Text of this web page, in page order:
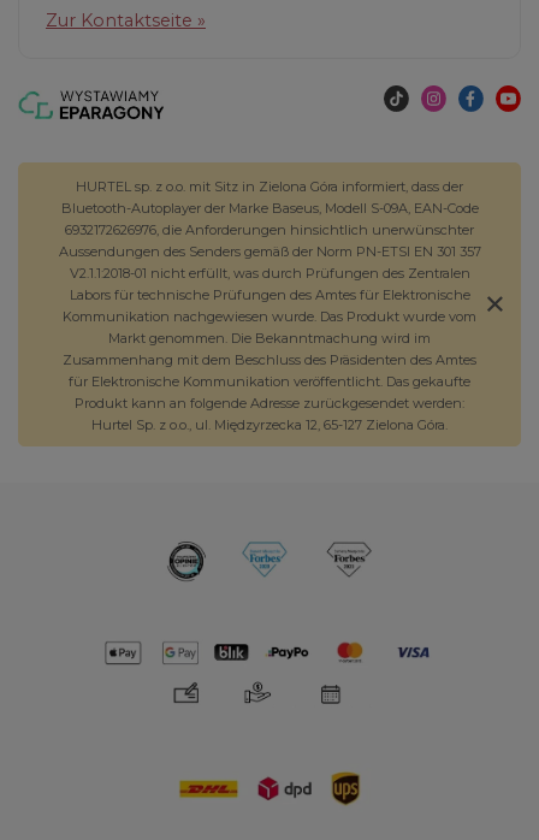
Zur Kontaktseite »
HURTEL sp. z o.o. mit Sitz in Zielona Góra informiert, dass der
Bluetooth-Autoplayer der Marke Baseus, Modell S-09A, EAN-Code
6932172626976, die Anforderungen hinsichtlich unerwünschter
Aussendungen des Senders gemäß der Norm PN-ETSI EN 301 357
V2.1.1:2018-01 nicht erfüllt, was durch Prüfungen des Zentralen
Labors für technische Prüfungen des Amtes für Elektronische
Kommunikation nachgewiesen wurde. Das Produkt wurde vom
Markt genommen. Die Bekanntmachung wird im
Zusammenhang mit dem Beschluss des Präsidenten des Amtes
für Elektronische Kommunikation veröffentlicht. Das gekaufte
Produkt kann an folgende Adresse zurückgesendet werden:
Hurtel Sp. z o.o., ul. Międzyrzecka 12, 65-127 Zielona Góra.